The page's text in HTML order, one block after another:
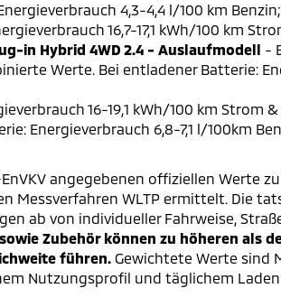
4,3-4,4 l/100 km Benzin;
16,7-17,1 kWh/100 km
in Hybrid 4WD 2.4 - Auslaufmodell -
Werte. Bei entladener Batterie:
16-19,1 kWh/100 km Strom
Energieverbrauch 6,8-7,1 l/100km
angegebenen offiziellen Werte
Messverfahren WLTP ermittelt. Die
ab von individueller Fahrweise,
Zubehör können zu höheren als
führen. Gewichtete Werte sind
Nutzungsprofil und täglichem